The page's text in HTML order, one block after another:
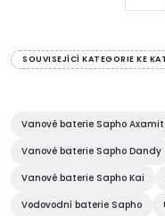
d
c
p
á
o
v
á
n
SOUVISEJÍCÍ KATEGORIE KE
Vanové baterie Sapho
Vanové baterie Sapho Dandy
Vanové baterie Sapho Kai
Vodovodní baterie Sapho